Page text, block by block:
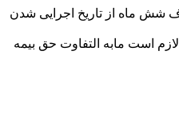
شش ماه از تاریخ اجرایی شدن
است مابه التفاوت حق بیمه